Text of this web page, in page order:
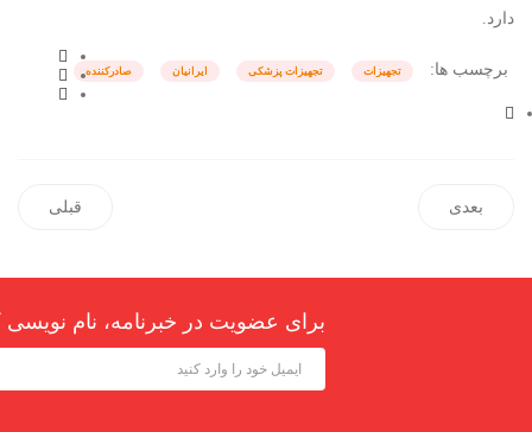
دارد.
برچسب ها: تجهیزات تجهیزات پزشکی ایرانیان صادرکننده
قبلی بعدی
برای عضویت در خبرنامه، نام نویسی